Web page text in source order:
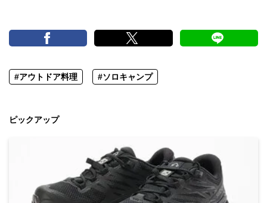
#アウトドア料理 #ソロキャンプ
ピックアップ